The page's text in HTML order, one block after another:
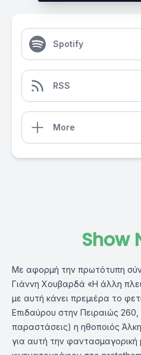
Spotify
RSS
More
Show
Με αφορμή την πρωτότυπη
Γιάννη Χουβαρδά «Η άλλη
με αυτή κάνει πρεμιέρα το
Επιδαύρου στην Πειραιώς 260,
παραστάσεις) η ηθοποιός
για αυτή την φαντασμαγορική